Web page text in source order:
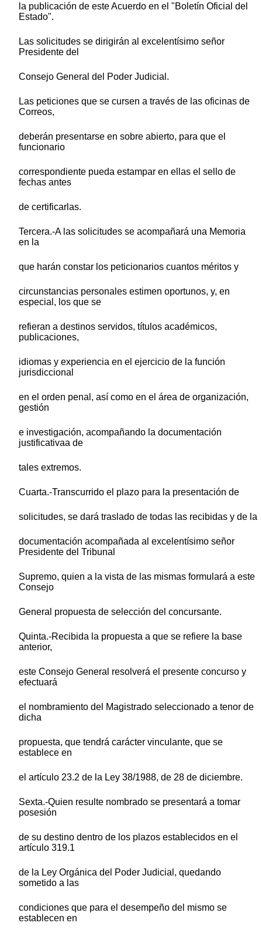
la publicación de este Acuerdo en el "Boletín Oficial del
Estado".
Las solicitudes se dirigirán al excelentísimo señor
Presidente del
Consejo General del Poder Judicial.
Las peticiones que se cursen a través de las oficinas de
Correos,
deberán presentarse en sobre abierto, para que el
funcionario
correspondiente pueda estampar en ellas el sello de
fechas antes
de certificarlas.
Tercera.-A las solicitudes se acompañará una Memoria
en la
que harán constar los peticionarios cuantos méritos y
circunstancias personales estimen oportunos, y, en
especial, los que se
refieran a destinos servidos, títulos académicos,
publicaciones,
idiomas y experiencia en el ejercicio de la función
jurisdiccional
en el orden penal, así como en el área de organización,
gestión
e investigación, acompañando la documentación
justificativaa de
tales extremos.
Cuarta.-Transcurrido el plazo para la presentación de
solicitudes, se dará traslado de todas las recibidas y de la
documentación acompañada al excelentísimo señor
Presidente del Tribunal
Supremo, quien a la vista de las mismas formulará a este
Consejo
General propuesta de selección del concursante.
Quinta.-Recibida la propuesta a que se refiere la base
anterior,
este Consejo General resolverá el presente concurso y
efectuará
el nombramiento del Magistrado seleccionado a tenor de
dicha
propuesta, que tendrá carácter vinculante, que se
establece en
el artículo 23.2 de la Ley 38/1988, de 28 de diciembre.
Sexta.-Quien resulte nombrado se presentará a tomar
posesión
de su destino dentro de los plazos establecidos en el
artículo 319.1
de la Ley Orgánica del Poder Judicial, quedando
sometido a las
condiciones que para el desempeño del mismo se
establecen en